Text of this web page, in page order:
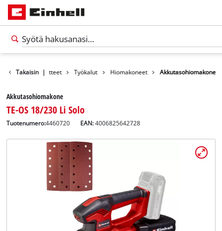
Takaisin |
Tuotteet Työkalut Hiomakoneet Akkutasohiomakone
Akkutasohiomakone
TE-OS 18/230 Li Solo
Tuotenumero:4460720 EAN:4006825642728